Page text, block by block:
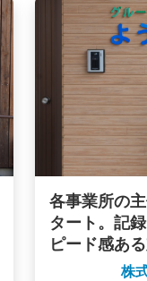
各事業所の
タート。記
ピード感あ
株